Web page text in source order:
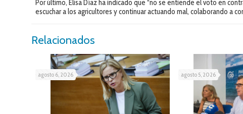
Por último, Elisa Díaz ha indicado que “no se entiende el voto en
escuchar a los agricultores y continuar actuando mal, colaborando a
Relacionados
agosto 6, 2026 agosto 5, 2026